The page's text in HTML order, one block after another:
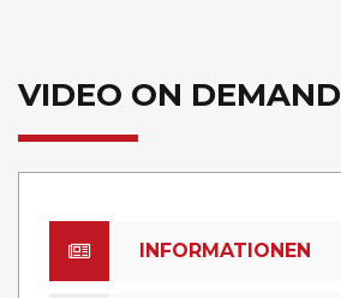
VIDEO ON DEMAND
INFORMATIONEN